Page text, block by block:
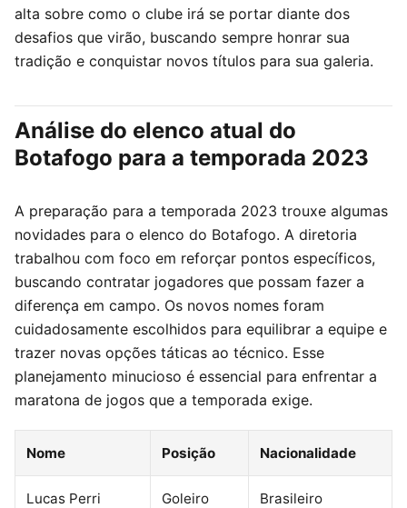
alta sobre como o clube irá se portar diante dos
desafios que virão, buscando sempre honrar sua
tradição e conquistar novos títulos para sua galeria.
Análise do elenco atual do
Botafogo para a temporada 2023
A preparação para a temporada 2023 trouxe algumas
novidades para o elenco do Botafogo. A diretoria
trabalhou com foco em reforçar pontos específicos,
buscando contratar jogadores que possam fazer a
diferença em campo. Os novos nomes foram
cuidadosamente escolhidos para equilibrar a equipe e
trazer novas opções táticas ao técnico. Esse
planejamento minucioso é essencial para enfrentar a
maratona de jogos que a temporada exige.
Nome Posição Nacionalidade
Lucas Perri Goleiro Brasileiro